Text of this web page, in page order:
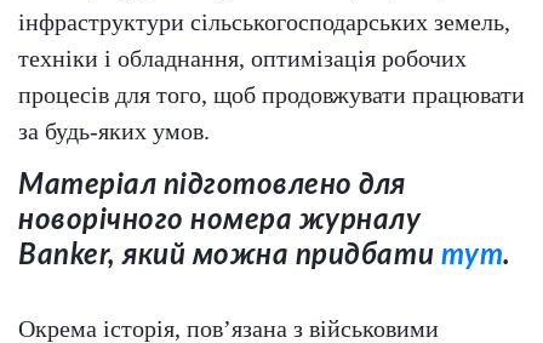
інфраструктури сільськогосподарських земель,
техніки і обладнання, оптимізація робочих
процесів для того, щоб продовжувати працювати
за будь-яких умов.
Матеріал підготовлено для
новорічного номера журналу
Banker, який можна придбати тут.
Окрема історія, пов’язана з військовими